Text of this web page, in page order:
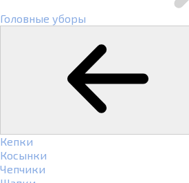
Головные уборы
Кепки
Косынки
Чепчики